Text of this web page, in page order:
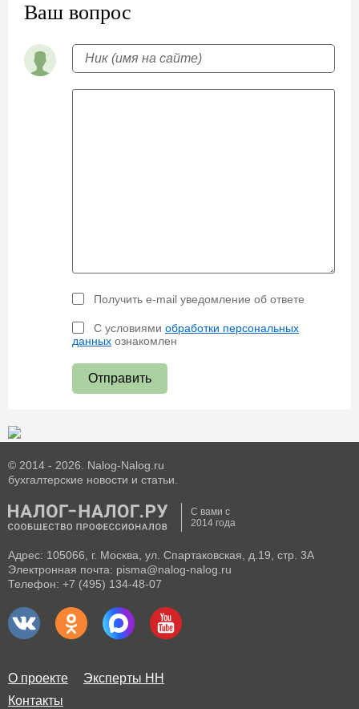
Ваш вопрос
Получить e-mail уведомление об ответе
С условиями обработки персональных
данных ознакомлен
Отправить
© 2014 - 2026. Nalog-Nalog.ru
бухгалтерские новости и статьи.
С вами с
2014 года
Адрес: 105066, г. Москва, ул. Спартаковская, д.19, стр. 3А
Электронная почта: pisma@nalog-nalog.ru
Телефон: +7 (495) 134-48-07
О проекте
Эксперты НН
Контакты